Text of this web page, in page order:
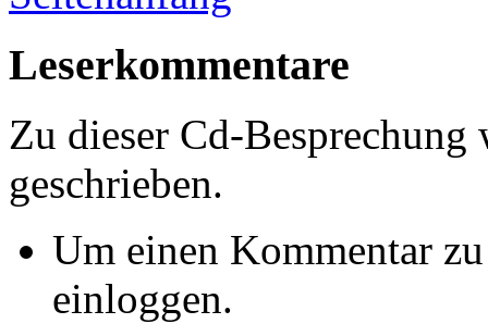
Leserkommentare
Zu dieser Cd-
geschrieben.
Um einen Kommentar
einloggen.